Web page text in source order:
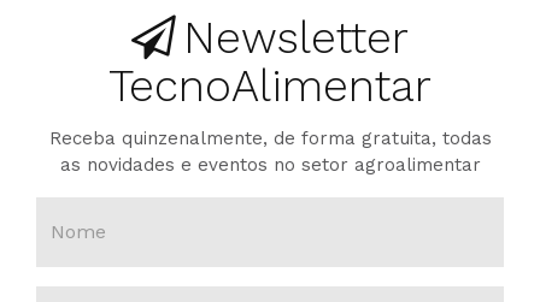
Newsletter
TecnoAlimentar
Receba quinzenalmente, de forma gratuita, todas
as novidades e eventos no setor agroalimentar